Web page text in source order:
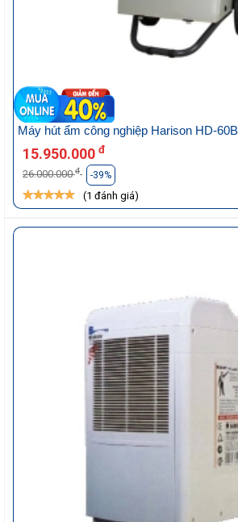
Máy hút ẩm công nghiệp Harison HD-
15.950.000 đ
26.000.000đ -39%
(1 đánh giá)